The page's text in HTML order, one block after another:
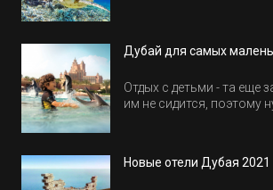
Дубай для самых
Отдых с детьми - та еще
им не сидится, поэтому
Новые отели Дубая 2021